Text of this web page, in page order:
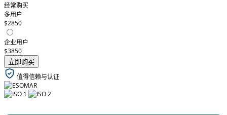
经常购买
多用户
$2850
企业用户
$3850
立即购买
值得信赖与认证